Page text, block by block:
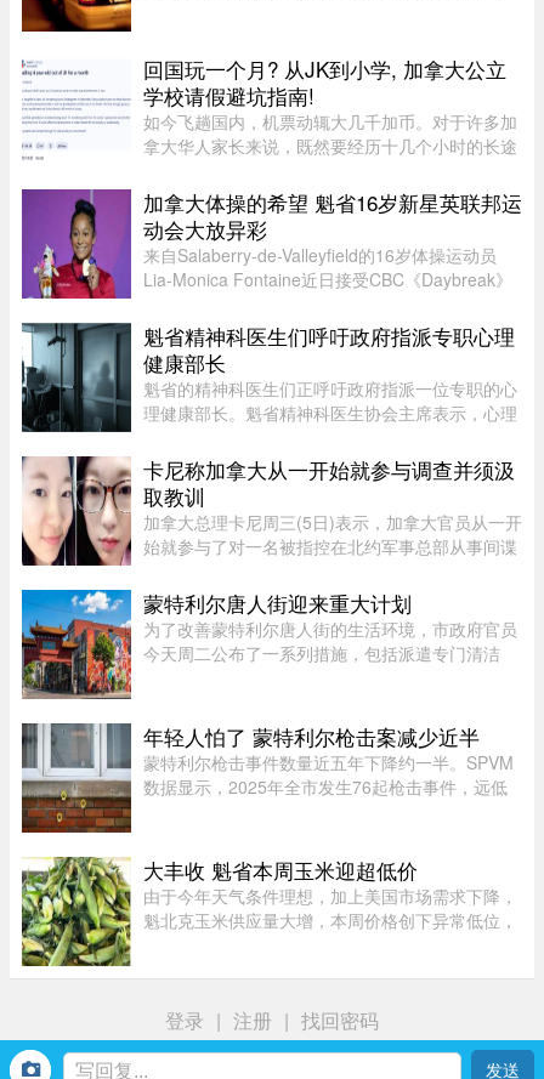
现了助燃物，初步调查显示 ...
回国玩一个月? 从JK到小学, 加拿大公立
学校请假避坑指南!
如今飞趟国内，机票动辄大几千加币。对于许多加
拿大华人家长来说，既然要经历十几个小时的长途
趁着孩子还小，请假回国待上一个月，让孩子好好
陪陪爷爷奶奶，成了不少 ...
加拿大体操的希望 魁省16岁新星英联邦运
动会大放异彩
来自Salaberry-de-Valleyfield的16岁体操运动员
Lia-Monica Fontaine近日接受CBC《Daybreak》
历。这位魁省年轻选手在国际舞台上表现惊艳，一
举获得4枚奖牌。Fontaine代 ...
魁省精神科医生们呼吁政府指派专职心理
健康部长
魁省的精神科医生们正呼吁政府指派一位专职的心
理健康部长。魁省精神科医生协会主席表示，心理
保心理健康问题在选举周期之后依然能被列为优先
事项。在蒙特利尔无家可归 ...
卡尼称加拿大从一开始就参与调查并须汲
取教训
加拿大总理卡尼周三(5日)表示，加拿大官员从一开
始就参与了对一名被指控在北约军事总部从事间谍
道，卡尼表示加拿大应该从这类事件中汲取教训，
但并未明确表示加拿大正在 ...
蒙特利尔唐人街迎来重大计划
为了改善蒙特利尔唐人街的生活环境，市政府官员
今天周二公布了一系列措施，包括派遣专门清洁
示：“我们正在把承诺变成行动 ...
年轻人怕了 蒙特利尔枪击案减少近半
蒙特利尔枪击事件数量近五年下降约一半。SPVM
数据显示，2025年全市发生76起枪击事件，远低
到持枪犯罪可能面临严厉刑罚， ...
大丰收 魁省本周玉米迎超低价
由于今年天气条件理想，加上美国市场需求下降，
魁北克玉米供应量大增，本周价格创下异常低位，
登录 | 注册 | 找回密码